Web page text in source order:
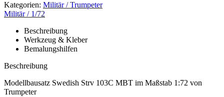
Kategorien: Militär / Trumpeter
Militär / 1/72
Beschreibung
Werkzeug & Kleber
Bemalungshilfen
Beschreibung
Modellbausatz Swedish Strv 103C MBT im Maßstab 1:72 von
Trumpeter